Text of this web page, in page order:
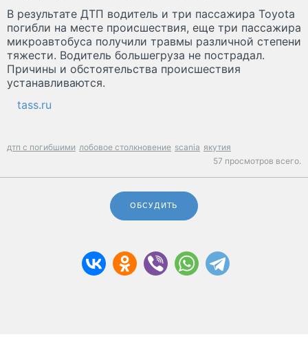
В результате ДТП водитель и три пассажира Toyota
погибли на месте происшествия, еще три пассажира
микроавтобуса получили травмы различной степени
тяжести. Водитель большегруза не пострадал.
Причины и обстоятельства происшествия
устанавливаются.
tass.ru
дтп с погибшими лобовое столкновение scania якутия
57 просмотров всего.
ОБСУДИТЬ